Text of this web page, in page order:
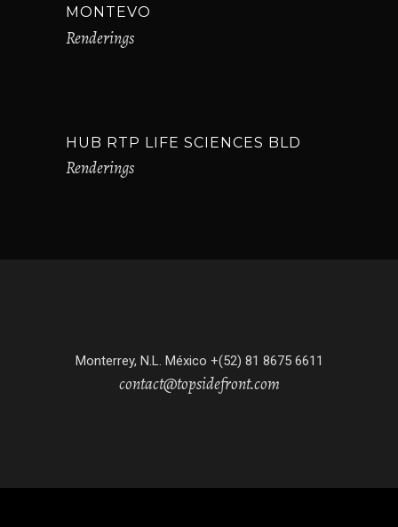
MONTEVO
Renderings
HUB RTP LIFE SCIENCES BLD
Renderings
Monterrey, N.L. México +(52) 81 8675 6611
contact@topsidefront.com